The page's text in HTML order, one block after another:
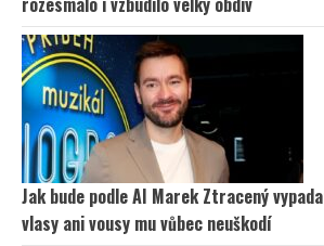
Jak bude podle AI Marek Ztracený
vlasy ani vousy mu vůbec neuškodí